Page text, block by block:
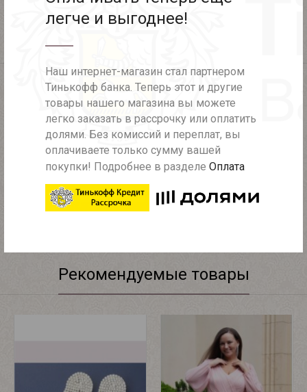
легче и выгоднее!
Наш интернет-магазин стал партнером
Тинькофф банка. Теперь этот и другие
товары нашего магазина вы можете
легко заказать в рассрочку или оплатить
долями. Без комиссий и переплат, вы
оплачиваете только сумму вашей
покупки! Подробнее в разделе Оплата
Описание
Платье из шифона с блестящим декором на талии.
Лёгкое, воздушное и в то же время нарядное платье
в пол. Длинный полупрозрачный рукав, аккуратный
v-образный вырез и мерцающий декор по линии
талии делают образ изысканным. Модель
разработана с учётом особенностей фигуры plus size:
подчёркивает талию и красиво струится по силуэту.
Универсальный выбор на вечерние мероприятия,
банкеты и выпускные.
Рекомендуемые товары